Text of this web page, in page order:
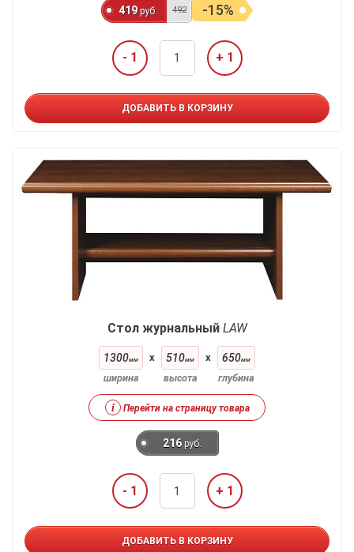
419 руб. 492 -15%
- 1 + 1
ДОБАВИТЬ В КОРЗИНУ
Стол журнальный LAW
1300мм
ширина
x 510мм
высота
x 650мм
глубина
i Перейти на страницу товара
216 руб.
- 1 + 1
ДОБАВИТЬ В КОРЗИНУ